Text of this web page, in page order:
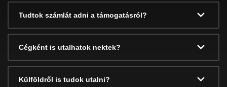
Tudtok számlát adni a támogatásról?
Cégként is utalhatok nektek?
Külföldről is tudok utalni?